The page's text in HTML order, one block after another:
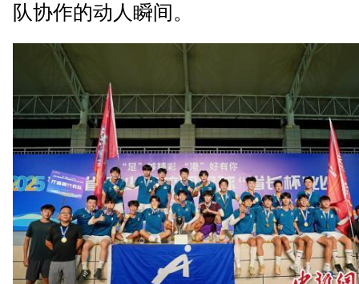
队协作的动人瞬间。